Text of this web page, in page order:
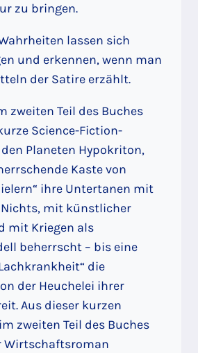
zu bringen.
lassen sich
und erkennen, wenn man
der Satire erzählt.
zweiten Teil des Buches
Science-Fiction-
Planeten Hypokriton,
Kaste von
ihre Untertanen mit
Nichts, mit künstlicher
mit Kriegen als
beherrscht – bis eine
die
der Heuchelei ihrer
Aus dieser kurzen
zweiten Teil des Buches
Wirtschaftsroman